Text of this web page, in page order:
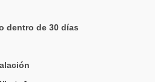
dentro de 30 días